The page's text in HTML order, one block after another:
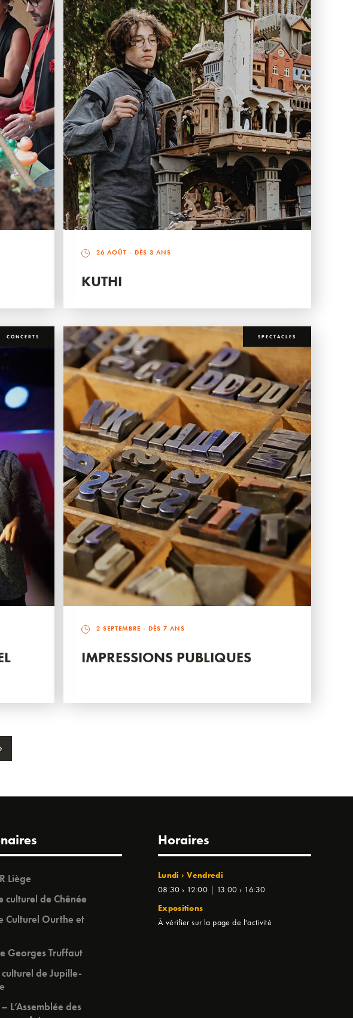
26 AOÛT - DÈS 3 ANS
KUTHI
CONCERTS SPECTACLES
2 SEPTEMBRE - DÈS 7 ANS
IMPRESSIONS PUBLIQUES
›
Liège
culturel de Chênée
Culturel Ourthe et
Georges Truffaut
culturel de Jupille-
L’Assemblée des
Horaires
Lundi › Vendredi
08:30 › 12:00 | 13:00 › 16:30
Expositions
À vérifier sur la page de l'activité